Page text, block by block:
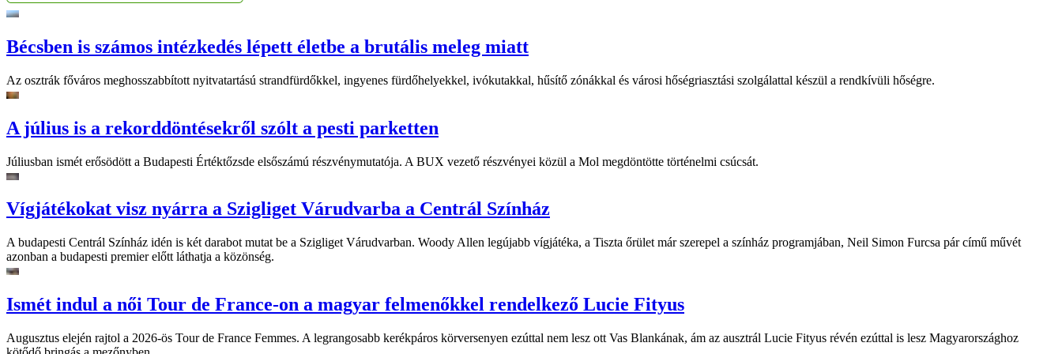
Bécsben is számos intézkedés lépett életbe a brutális meleg miatt
Az osztrák főváros meghosszabbított nyitvatartású strandfürdőkkel, ingyenes fürdőhelyekkel, ivókutakkal, hűsítő zónákkal és városi hőségriasztási szolgálattal készül a rendkívüli hőségre.
A július is a rekorddöntésekről szólt a pesti parketten
Júliusban ismét erősödött a Budapesti Értéktőzsde elsőszámú részvénymutatója. A BUX vezető részvényei közül a Mol megdöntötte történelmi csúcsát.
Vígjátékokat visz nyárra a Szigliget Várudvarba a Centrál Színház
A budapesti Centrál Színház idén is két darabot mutat be a Szigliget Várudvarban. Woody Allen legújabb vígjátéka, a Tiszta őrület már szerepel a színház programjában, Neil Simon Furcsa pár című művét
azonban a budapesti premier előtt láthatja a közönség.
Ismét indul a női Tour de France-on a magyar felmenőkkel rendelkező Lucie Fityus
Augusztus elején rajtol a 2026-ös Tour de France Femmes. A legrangosabb kerékpáros körversenyen ezúttal nem lesz ott Vas Blankának, ám az ausztrál Lucie Fityus révén ezúttal is lesz Magyarországhoz